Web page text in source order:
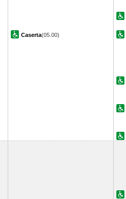
Caserta(05.00)